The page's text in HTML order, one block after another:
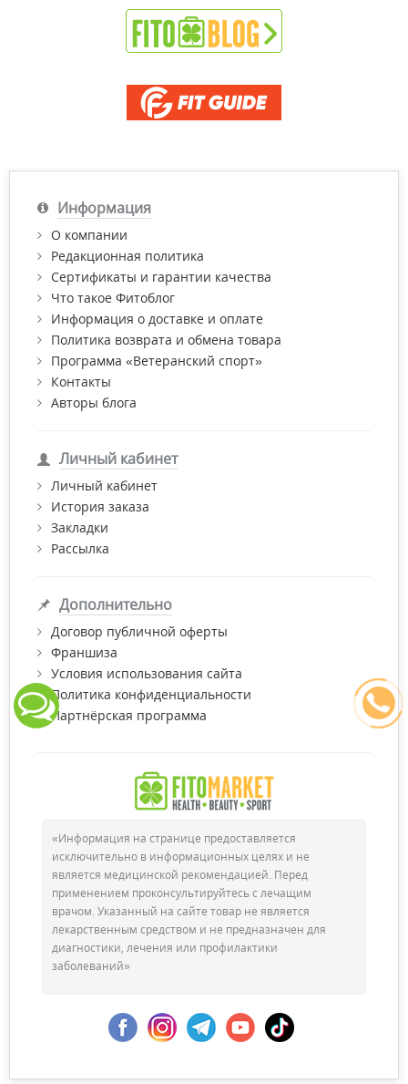
Информация
О компании
Редакционная политика
Сертификаты и гарантии качества
Что такое Фитоблог
Информация о доставке и оплате
Политика возврата и обмена товара
Программа «Ветеранский спорт»
Контакты
Авторы блога
Личный кабинет
Личный кабинет
История заказа
Закладки
Рассылка
Дополнительно
Договор публичной оферты
Франшиза
Условия использования сайта
Политика конфиденциальности
Партнёрская программа
«Информация на странице предоставляется
исключительно в информационных целях и не
является медицинской рекомендацией. Перед
применением проконсультируйтесь с лечащим
врачом. Указанный на сайте товар не является
лекарственным средством и не предназначен для
диагностики, лечения или профилактики
заболеваний»